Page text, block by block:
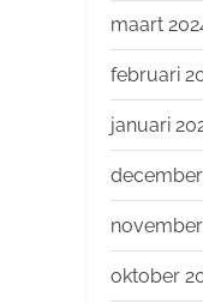
maart
februari
januari
oktober